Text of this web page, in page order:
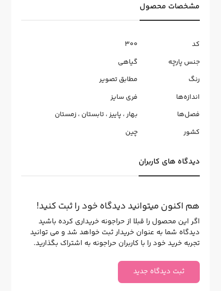
مشخصات محصول
کد
300
جنس پارچه
گیاهی
رنگ
مطابق تصویر
اندازه‌ها
فری سایز
فصل‌ها
بهار، پاییز،تابستان ، زمستان
کشور
چین
دیدگاه های کاربران
هم اکنون میتوانید دیدگاه خود را ثبت کنید!
اگر این محصول را قبلا از حراجونه خریداری کرده باشید
دیدگاه شما به عنوان خریدار ثبت خواهد شد و می توانید
تجربه خرید خود را با کاربران حراجونه به اشتراک بگذارید.
ثبت دیدگاه جدید